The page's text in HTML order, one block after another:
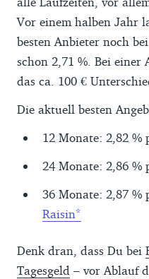
Vor einem halben Jahr
besten Anbieter noch
schon 2,71 %. Bei einer
das ca. 100 €
Die aktuell besten
12 Monate: 2,82 %
24 Monate: 2,86 %
36 Monate: 2,87 %
Raisin
Denk dran, dass Du bei
Tagesgeld – vor Ablauf